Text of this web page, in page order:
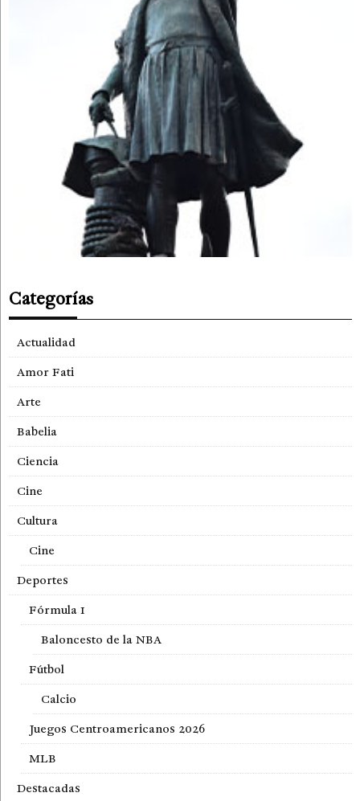
Categorías
Actualidad
Amor Fati
Arte
Babelia
Ciencia
Cine
Cultura
Cine
Deportes
Fórmula 1
Baloncesto de la NBA
Fútbol
Calcio
Juegos Centroamericanos 2026
MLB
Destacadas